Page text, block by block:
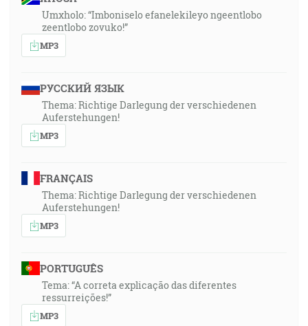
Umxholo: “Imboniselo efanelekileyo ngeentlobo
zeentlobo zovuko!”
MP3
РУССКИЙ ЯЗЫК
Thema: Richtige Darlegung der verschiedenen
Auferstehungen!
MP3
FRANÇAIS
Thema: Richtige Darlegung der verschiedenen
Auferstehungen!
MP3
PORTUGUÊS
Tema: “A correta explicação das diferentes
ressurreições!”
MP3